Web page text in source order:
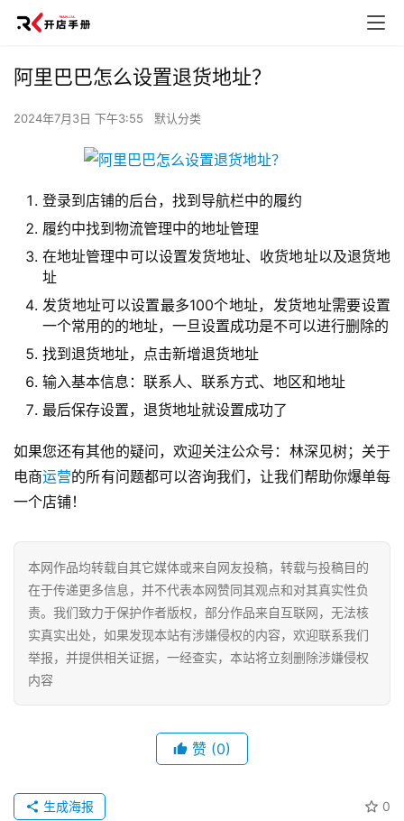
阿里巴巴怎么设置退货地址？
2024年7月3日 下午3:55 默认分类
登录到店铺的后台，找到导航栏中的履约
履约中找到物流管理中的地址管理
在地址管理中可以设置发货地址、收货地址以及退货地
址
发货地址可以设置最多100个地址，发货地址需要设置
一个常用的的地址，一旦设置成功是不可以进行删除的
找到退货地址，点击新增退货地址
输入基本信息：联系人、联系方式、地区和地址
最后保存设置，退货地址就设置成功了
如果您还有其他的疑问，欢迎关注公众号：林深见树；关于
电商运营的所有问题都可以咨询我们，让我们帮助你爆单每
一个店铺！
本网作品均转载自其它媒体或来自网友投稿，转载与投稿目的
在于传递更多信息，并不代表本网赞同其观点和对其真实性负
责。我们致力于保护作者版权，部分作品来自互联网，无法核
实真实出处，如果发现本站有涉嫌侵权的内容，欢迎联系我们
举报，并提供相关证据，一经查实，本站将立刻删除涉嫌侵权
内容
赞 (0)
0
生成海报